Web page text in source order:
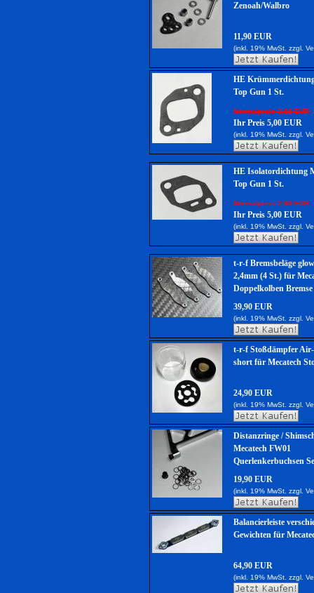
Zenoah/Walbro
11,90 EUR
(inkl. 19% MwSt. zzgl.
HE
Top Gun 1 St.
Normalpreis 3,80 EUR
Ihr Preis 5,00 EUR
(inkl. 19% MwSt. zzgl.
HE Isolatordichtung
Top Gun 1 St.
Normalpreis 2,80 EUR
Ihr Preis 5,00 EUR
(inkl. 19% MwSt. zzgl.
t-r-f Bremsbeläge
2,4mm (4 St.) für
Doppelkolben Bremse
39,90 EUR
(inkl. 19% MwSt. zzgl.
t-r-f Stoßdämpfer
short für Mecatech
24,90 EUR
(inkl. 19% MwSt. zzgl.
Distanzringe /
Mecatech FW01
Querlenkerbuchsen
19,90 EUR
(inkl. 19% MwSt. zzgl.
Balancierleiste
Gewichten für
64,90 EUR
(inkl. 19% MwSt. zzgl.